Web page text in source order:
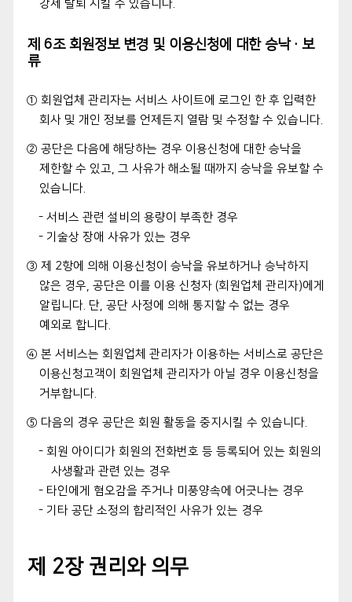
강제 탈퇴 시킬 수 있습니다.
제 6조 회원정보 변경 및 이용신청에 대한 승낙·보
류
① 회원업체 관리자는 서비스 사이트에 로그인 한 후 입력한
회사 및 개인 정보를 언제든지 열람 및 수정할 수 있습니다.
② 공단은 다음에 해당하는 경우 이용신청에 대한 승낙을
제한할 수 있고, 그 사유가 해소될 때까지 승낙을 유보할 수
있습니다.
- 서비스 관련 설비의 용량이 부족한 경우
- 기술상 장애 사유가 있는 경우
③ 제 2항에 의해 이용신청이 승낙을 유보하거나 승낙하지
않은 경우, 공단은 이를 이용 신청자 (회원업체 관리자)에게
알립니다. 단, 공단 사정에 의해 통지할 수 없는 경우
예외로 합니다.
④ 본 서비스는 회원업체 관리자가 이용하는 서비스로 공단은
이용신청고객이 회원업체 관리자가 아닐 경우 이용신청을
거부합니다.
⑤ 다음의 경우 공단은 회원 활동을 중지시킬 수 있습니다.
- 회원 아이디가 회원의 전화번호 등 등록되어 있는 회원의
사생활과 관련 있는 경우
- 타인에게 혐오감을 주거나 미풍양속에 어긋나는 경우
- 기타 공단 소정의 합리적인 사유가 있는 경우
제 2장 권리와 의무